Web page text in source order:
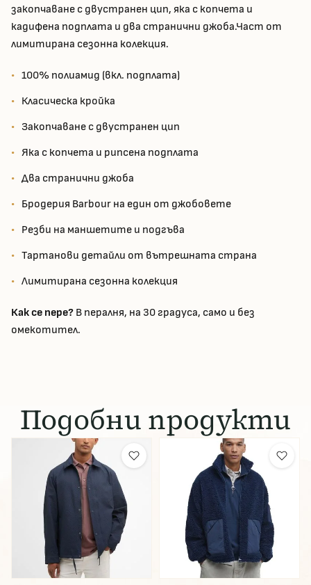
закопчаване с двустранен цип, яка с копчета и
кадифена подплата и два странични джоба.Част от
лимитирана сезонна колекция.
100% полиамид (вкл. подплата)
Класическа кройка
Закопчаване с двустранен цип
Яка с копчета и рипсена подплата
Два странични джоба
Бродерия Barbour на един от джобовете
Резби на маншетите и подгъва
Тартанови детайли от вътрешната страна
Лимитирана сезонна колекция
Как се пере? В пералня, на 30 градуса, само и без
омекотител.
Подобни продукти